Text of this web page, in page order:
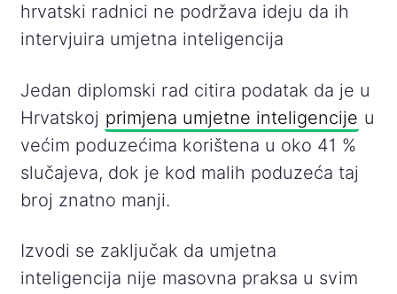
hrvatski radnici ne podržava ideju da ih
intervjuira umjetna inteligencija
Jedan diplomski rad citira podatak da je u
Hrvatskoj primjena umjetne inteligencije u
većim poduzećima korištena u oko 41 %
slučajeva, dok je kod malih poduzeća taj
broj znatno manji.
Izvodi se zaključak da umjetna
inteligencija nije masovna praksa u svim